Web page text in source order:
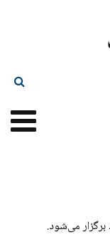
می‌شود.